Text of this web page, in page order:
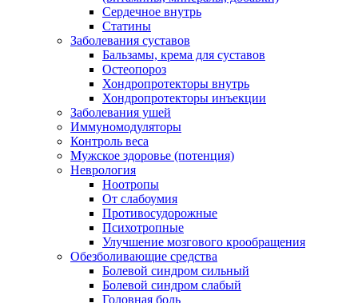
Сердечное внутрь
Статины
Заболевания суставов
Бальзамы, крема для суставов
Остеопороз
Хондропротекторы внутрь
Хондропротекторы инъекции
Заболевания ушей
Иммуномодуляторы
Контроль веса
Мужское здоровье (потенция)
Неврология
Ноотропы
От слабоумия
Противосудорожные
Психотропные
Улучшение мозгового крообращения
Обезболивающие средства
Болевой синдром сильный
Болевой синдром слабый
Головная боль